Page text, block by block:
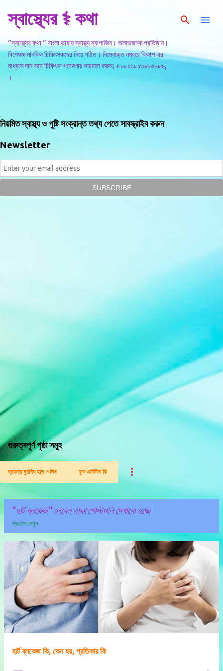
সরাসরি প্রধান সামগ্রীতে চলে যান
স্বাস্থ্যের ⚕️ কথা
"স্বাস্থ্যের কথা " বাংলা ভাষায় স্বাস্থ্য ম্যাগাজিন। অলাভজনক প্রতিষ্ঠান।
বিশেষজ্ঞ মানবিক চিকিৎসকদের নিয়ে গঠিত। নিম্নোক্ত নম্বরে বিকাশ এর
মাধ্যমে দান করে চিকিৎসা গবেষণায় সহায়তা করুন; +৮৮০১৮১৩৬৮০৮৮৬,
।
নিয়মিত স্বাস্থ্য ও পুষ্টি সংক্রান্ত তথ্য পেতে সাবস্ক্রাইব করুন
Newsletter
গুরুত্বপূর্ণ পৃষ্ঠা সমূহ
ব্রয়লার মুরগির হাড় ও ডিম ফুড এডিটিভ কি
হার্ট ব্লকেজ লেবেল থাকা পোস্টগুলি দেখানো হচ্ছে
সবগুলো দেখুন
স্ট
গু
হার্ট ব্লকেজ কি, কেন হয়, প্রতিকার কি